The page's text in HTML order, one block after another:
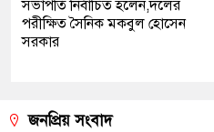
সভাপতি নির্বাচিত হলেন,দলের
পরীক্ষিত সৈনিক মকবুল হোসেন
সরকার
জনপ্রিয় সংবাদ